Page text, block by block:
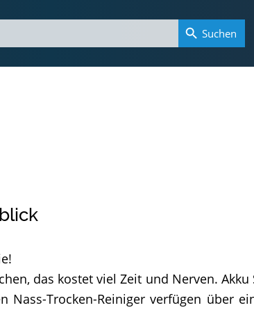
das kostet viel Zeit und Nerven.
Trocken-Reiniger verfügen über
Suchen